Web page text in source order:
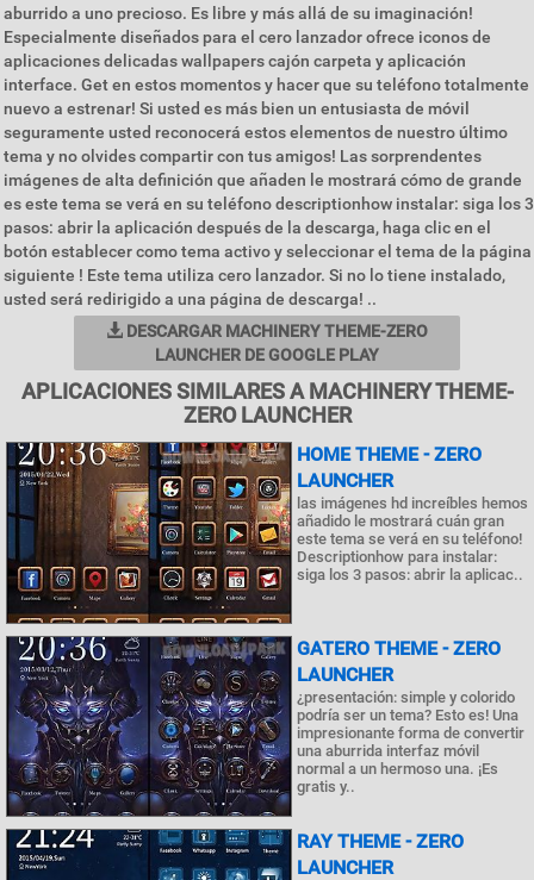
aburrido a uno precioso. Es libre y más allá de su imaginación!
Especialmente diseñados para el cero lanzador ofrece iconos de
aplicaciones delicadas wallpapers cajón carpeta y aplicación
interface. Get en estos momentos y hacer que su teléfono totalmente
nuevo a estrenar! Si usted es más bien un entusiasta de móvil
seguramente usted reconocerá estos elementos de nuestro último
tema y no olvides compartir con tus amigos! Las sorprendentes
imágenes de alta definición que añaden le mostrará cómo de grande
es este tema se verá en su teléfono descriptionhow instalar: siga los 3
pasos: abrir la aplicación después de la descarga, haga clic en el
botón establecer como tema activo y seleccionar el tema de la página
siguiente ! Este tema utiliza cero lanzador. Si no lo tiene instalado,
usted será redirigido a una página de descarga! ..
DESCARGAR MACHINERY THEME-ZERO
LAUNCHER DE GOOGLE PLAY
APLICACIONES SIMILARES A MACHINERY THEME-
ZERO LAUNCHER
HOME THEME - ZERO
LAUNCHER
las imágenes hd increíbles hemos
añadido le mostrará cuán gran
este tema se verá en su teléfono!
Descriptionhow para instalar:
siga los 3 pasos: abrir la aplicac..
GATERO THEME - ZERO
LAUNCHER
¿presentación: simple y colorido
podría ser un tema? Esto es! Una
impresionante forma de convertir
una aburrida interfaz móvil
normal a un hermoso una. ¡Es
gratis y..
RAY THEME - ZERO
LAUNCHER